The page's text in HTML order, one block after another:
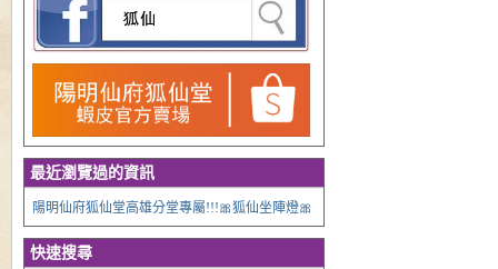
最近瀏覽過的資訊
陽明仙府狐仙堂高雄分堂專屬!!!🎀狐仙坐陣燈🎀
快速搜尋